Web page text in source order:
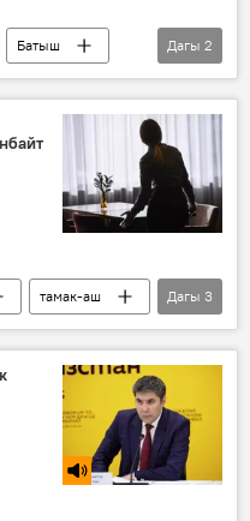
Батыш
Дагы 2
тамак-аш
Дагы 3